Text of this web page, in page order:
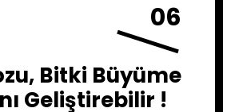
06
Bitki Büyüme
Geliştirebilir !